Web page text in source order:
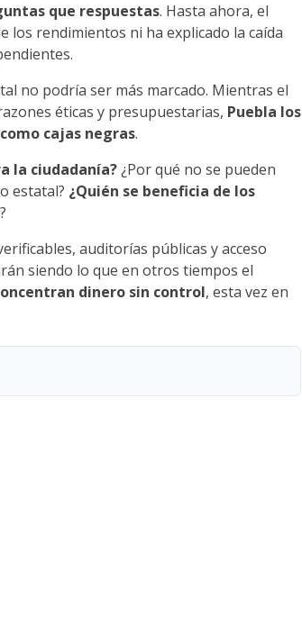
que respuestas. Hasta ahora, el
los rendimientos ni ha explicado la caída
no podría ser más marcado. Mientras el
éticas y presupuestarias, Puebla los
cajas negras.
la ciudadanía?¿Por qué no se pueden
estatal? ¿Quién se beneficia de los
auditorías públicas y acceso
siendo lo que en otros tiempos el
dinero sin control, esta vez en